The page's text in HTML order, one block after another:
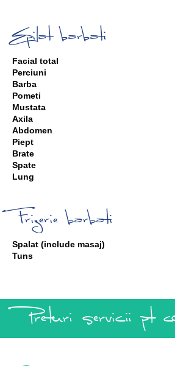
Epilat barbati
Facial total
Perciuni
Barba
Pometi
Mustata
Axila
Abdomen
Piept
Brate
Spate
Lung
Frizerie barbati
Spalat (include masaj)
Tuns
Preturi servicii pt